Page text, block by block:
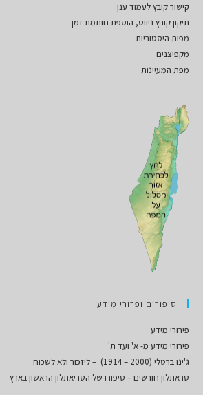
קישור קובץ לעמוד ענן
תיקון קובץ ניווט, הוספת חותמת זמן
מפות היסטוריות
מקפיצנים
מפת המעיינות
סיפורים ופרורי מידע
פירורי מידע
פירורי מידע מ- א' ועד ת'
ג'ינו ברטלי (2000 – 1914) – ליזכור ולא לשכוח
טראתלון חורשים – סיפורו של הטריאתלון הראשון בארץ